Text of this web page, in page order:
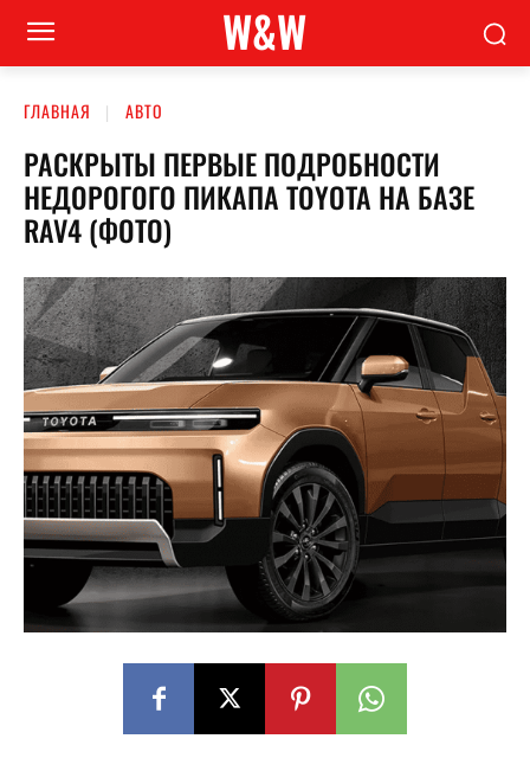
W&W
ГЛАВНАЯ АВТО
РАСКРЫТЫ ПЕРВЫЕ ПОДРОБНОСТИ
НЕДОРОГОГО ПИКАПА TOYOTA НА БАЗЕ
RAV4 (ФОТО)